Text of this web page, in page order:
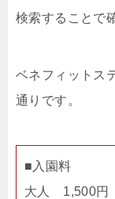
検索することで
ベネフィットス
通りです。
■入園料
大人 1,500